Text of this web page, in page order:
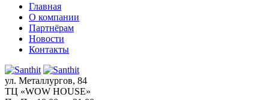
Главная
О компании
Партнёрам
Новости
Контакты
ул. Металлургов, 84
ТЦ «WOW HOUSE»